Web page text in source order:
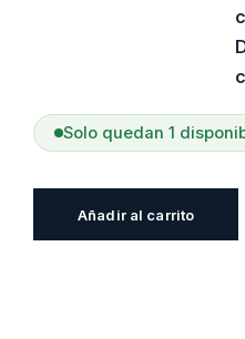
Solo quedan 1
Añadir al carrito